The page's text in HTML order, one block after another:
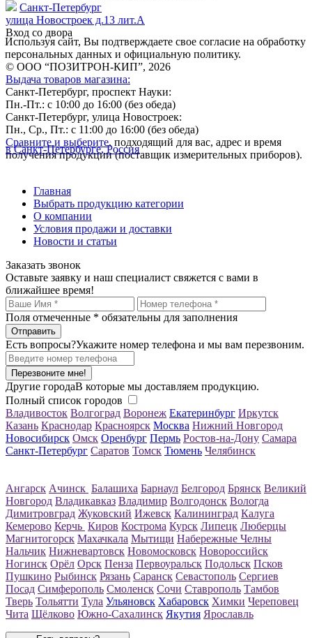
Санкт-Петербург
улица Новостроек д.13 лит.А
Вход со двора
Используя сайт, Вы подтверждаете свое согласие на обработку
персональных данных и официальную политику.
© ООО “ПОЗИТРОН-КИП”, 2026
Выдача товаров магазина:
Санкт-Петербург, проспект Науки:
Пн.-Пт.: с 10:00 до 16:00 (без обеда)
Санкт-Петербург, улица Новостроек:
Пн., Ср., Пт.: с 11:00 до 16:00 (без обеда)
Сравните и выберите, подходящий для вас, адрес и время
получения продукции (поставщик измерительных приборов).
в Санкт-Петербурге, Россия
Главная
Выбрать продукцию категории
О компании
Условия продажи и доставки
Новости и статьи
Заказать звонок
Оставьте заявку и наш специалист свяжется с вами в
ближайшее время!
Поля отмеченные * обязательны для заполнения
Есть вопросы?Укажите номер телефона и мы вам перезвоним.
Перезвоните мне!
Другие городаВ которые мы доставляем продукцию.
Полный список городов
Владивосток Волгоград Воронеж Екатеринбург Иркутск
Казань Краснодар Красноярск Москва Нижний Новгород
Новосибирск Омск Оренбург Пермь Ростов-на-Дону Самара
Санкт-Петербург Саратов Томск Тюмень Челябинск
Ангарск Ачинск Балашиха Барнаул Белгород Брянск Великий
Новгород Владикавказ Владимир Волгодонск Вологда
Димитровград Жуковский Ижевск Калининград Калуга
Кемерово Керчь Киров Кострома Курск Липецк Люберцы
Магнитогорск Махачкала Мытищи Набережные Челны
Нальчик Нижневартовск Новомосковск Новороссийск
Ногинск Орёл Орск Пенза Первоуральск Подольск Псков
Пушкино Рыбинск Рязань Саранск Севастополь Сергиев
Посад Симферополь Смоленск Сочи Ставрополь Тамбов
Тверь Тольятти Тула Ульяновск Хабаровск Химки Череповец
Чита Щёлково Южно-Сахалинск Якутия Ярославль